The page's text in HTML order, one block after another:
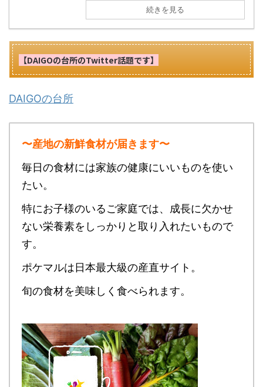
続きを見る
【DAIGOの台所のTwitter話題です】
DAIGOの台所
〜産地の新鮮食材が届きます〜
毎日の食材には家族の健康にいいものを使い
たい。
特にお子様のいるご家庭では、成長に欠かせ
ない栄養素をしっかりと取り入れたいもので
す。
ポケマルは日本最大級の産直サイト。
旬の食材を美味しく食べられます。